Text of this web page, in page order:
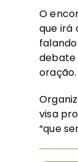
O
que irá
debate
oração.
visa
“que